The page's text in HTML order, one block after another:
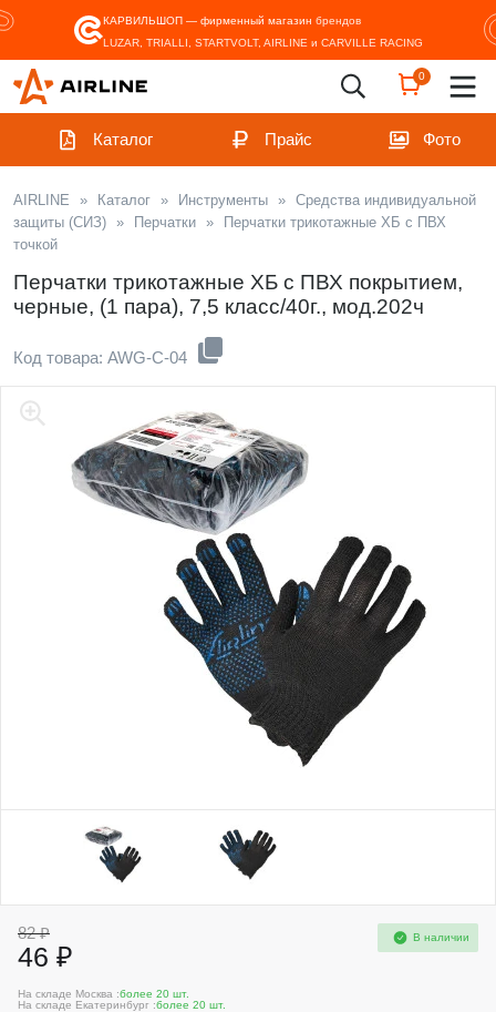
КАРВИЛЬШОП — фирменный магазин брендов
LUZAR, TRIALLI, STARTVOLT, AIRLINE и CARVILLE RACING
0
Каталог Прайс Фото
AIRLINE » Каталог » Инструменты » Средства индивидуальной
защиты (СИЗ) » Перчатки »
Перчатки трикотажные ХБ с ПВХ
точкой
Перчатки трикотажные ХБ с ПВХ покрытием,
черные, (1 пара), 7,5 класс/40г., мод.202ч
Код товара: AWG-C-04
82 ₽
46 ₽
В наличии
На складе Москва :более 20 шт.
На складе Екатеринбург :более 20 шт.